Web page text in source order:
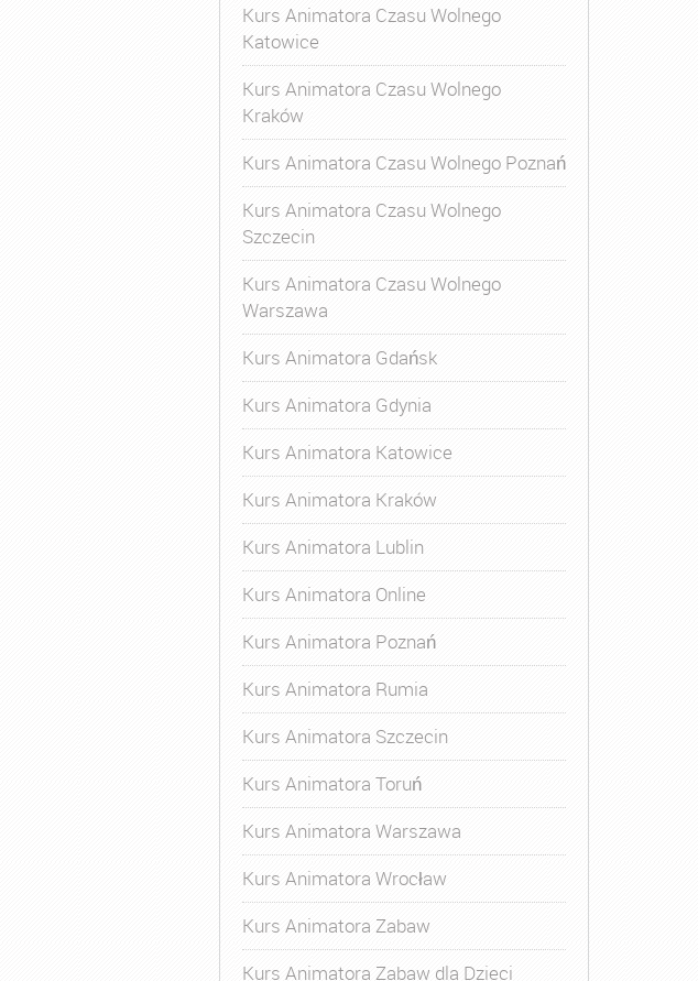
Kurs Animatora Czasu Wolnego
Katowice
Kurs Animatora Czasu Wolnego
Kraków
Kurs Animatora Czasu Wolnego Poznań
Kurs Animatora Czasu Wolnego
Szczecin
Kurs Animatora Czasu Wolnego
Warszawa
Kurs Animatora Gdańsk
Kurs Animatora Gdynia
Kurs Animatora Katowice
Kurs Animatora Kraków
Kurs Animatora Lublin
Kurs Animatora Online
Kurs Animatora Poznań
Kurs Animatora Rumia
Kurs Animatora Szczecin
Kurs Animatora Toruń
Kurs Animatora Warszawa
Kurs Animatora Wrocław
Kurs Animatora Zabaw
Kurs Animatora Zabaw dla Dzieci